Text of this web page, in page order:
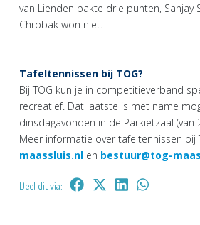
van Lienden pakte drie punten, Sanjay
Chrobak won niet.
Tafeltennissen bij TOG?
Bij TOG kun je in competitieverband
recreatief. Dat laatste is met name
dinsdagavonden in de Parkietzaal (van
Meer informatie over tafeltennissen bij
maassluis.nl en bestuur@tog-
Deel dit via: